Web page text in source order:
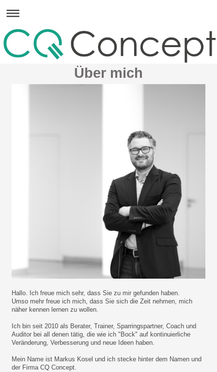
Über mich
Hallo. Ich freue mich sehr, dass Sie zu mir gefunden haben.
Umso mehr freue ich mich, dass Sie sich die Zeit nehmen, mich
näher kennen lernen zu wollen.
Ich bin seit 2010 als Berater, Trainer, Sparringspartner, Coach und
Auditor bei all denen tätig, die wie ich "Bock" auf kontinuierliche
Veränderung, Verbesserung und neue Ideen haben.
Mein Name ist Markus Kosel und ich stecke hinter dem Namen und
der Firma CQ Concept.